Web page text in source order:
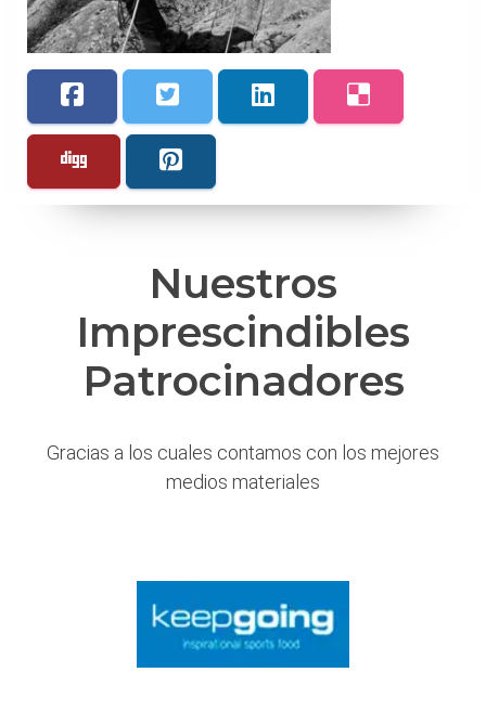
Nuestros
Imprescindibles
Patrocinadores
Gracias a los cuales contamos con los mejores
medios materiales